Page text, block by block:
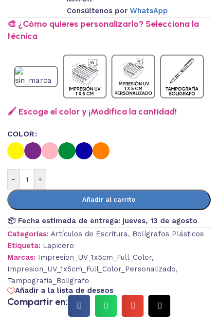
Consúltenos porWhatsApp
🎨 ¿Cómo quieres personalizarlo? Selecciona la
técnica
🖌️ Escoge el color y ¡Modifica la cantidad!
COLOR
- +
Añadir al carrito
📦 Fecha estimada de entrega: jueves, 13 de agosto
Categorías: Artículos de Escritura, Bolígrafos Plásticos
Etiqueta: Lapicero
Marcas: Impresion_UV_1x5cm_Full_Color,
Impresion_UV_1x5cm_Full_Color_Personalizado,
Tampografia_Boligrafo
Añadir a la lista de deseos
Compartir en: